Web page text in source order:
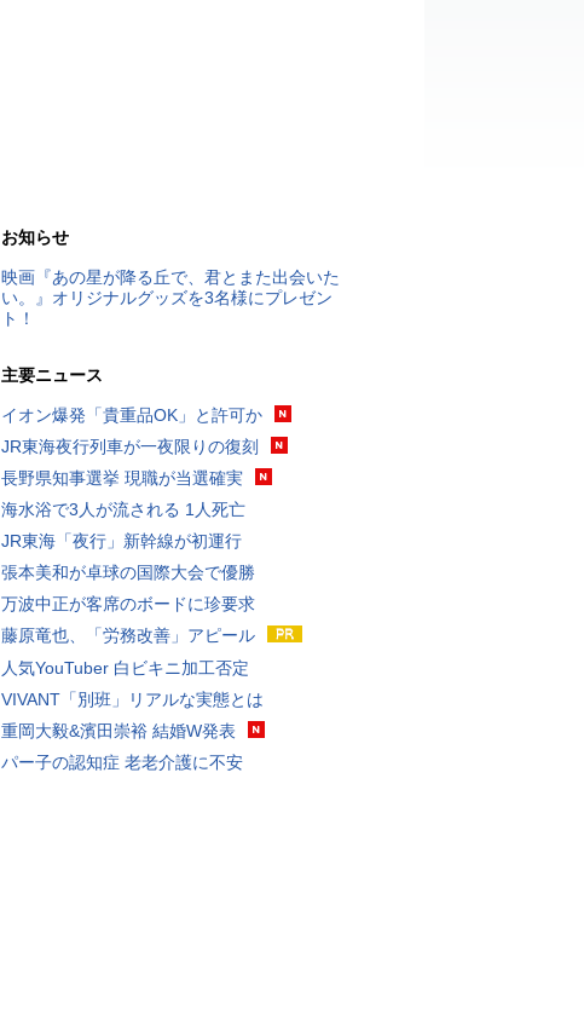
お知らせ
映画『あの星が降る丘で、君とまた出会いた
い。』オリジナルグッズを3名様にプレゼン
ト！
主要ニュース
イオン爆発「貴重品OK」と許可か
JR東海夜行列車が一夜限りの復刻
長野県知事選挙 現職が当選確実
海水浴で3人が流される 1人死亡
JR東海「夜行」新幹線が初運行
張本美和が卓球の国際大会で優勝
万波中正が客席のボードに珍要求
藤原竜也、「労務改善」アピール
人気YouTuber 白ビキニ加工否定
VIVANT「別班」リアルな実態とは
重岡大毅&濱田崇裕 結婚W発表
パー子の認知症 老老介護に不安